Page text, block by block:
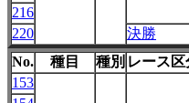
216
220
決勝
No.
種目 種別 レース区
153